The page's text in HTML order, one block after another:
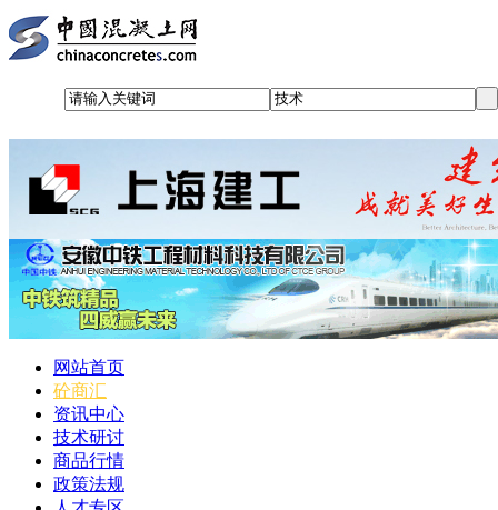
网站首页
砼商汇
资讯中心
技术研讨
商品行情
政策法规